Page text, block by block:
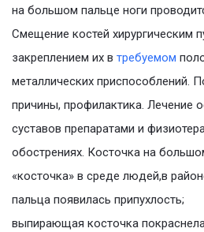
на большом пальце ноги
Смещение костей хирургическим
закреплением их в требуемом
металлических приспособлений.
причины, профилактика. Лечение
суставов препаратами и
обострениях. Косточка на
«косточка» в среде людей,в
пальца появилась припухлость;
выпирающая косточка